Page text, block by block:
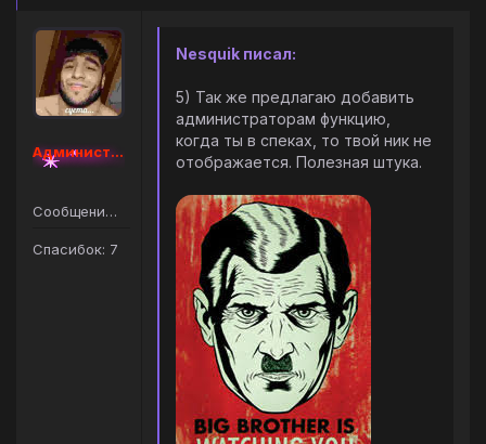
Администратор [Наборный]
Сообщений: 9
Спасибок: 7
Nesquik писал:
5) Так же предлагаю добавить
администраторам функцию,
когда ты в спеках, то твой ник не
отображается. Полезная штука.